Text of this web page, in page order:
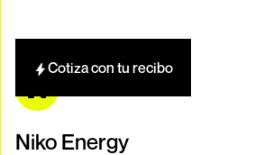
Cotiza con tu recibo
Niko Energy